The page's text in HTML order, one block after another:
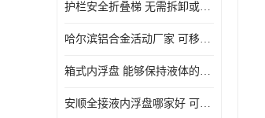
护栏安全折叠梯 无需拆卸或重新安装 占用空间小
哈尔滨铝合金活动厂家 可移动性和安全性较高 占用空间小
箱式内浮盘 能够保持液体的密闭状态 适用于多种液体储存和运输
安顺全接液内浮盘哪家好 可以自动上下浮动 密封性能好